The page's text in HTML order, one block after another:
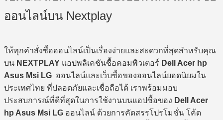
ออนไลน์บน Nextplay
ให้ทุกคำสั่งซื้อออนไลน์เป็นเรื่องง่ายและสะดวกที่สุดสำหรับคุณ
บน NEXTPLAY แอปพลิเคชันซื้อคอมพิวเตอร์ Dell Acer hp
Asus Msi LG ออนไลน์และเว็บซื้อของออนไลน์ยอดนิยมใน
ประเทศไทย ที่ปลอดภัยและเชื่อถือได้ เราพร้อมมอบ
ประสบการณ์ที่ดีที่สุดในการใช้งานบนแอปซื้อของ Dell Acer
hp Asus Msi LG ออนไลน์ ด้วยการคัดสรรโปรโมชั่น โค้ด